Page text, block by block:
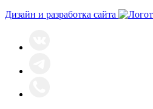
Дизайн и разработка сайта